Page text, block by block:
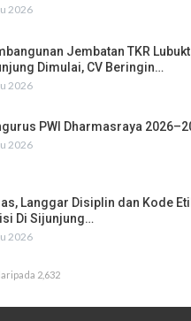
2026
Jembatan TKR
Dimulai, CV Beringin…
2026
PWI Dharmasraya
2026
Langgar Disiplin dan Kode
Di Sijunjung…
2026
2,632